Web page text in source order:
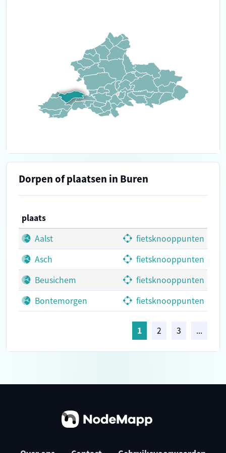
Dorpen of plaatsen in Buren
plaats
Aalst
fietsknooppunten
Asch
fietsknooppunten
Beusichem
fietsknooppunten
Bontemorgen
fietsknooppunten
1 2 3 ...